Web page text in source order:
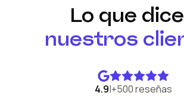
Lo que
nuestros
4.9|+500 reseñas